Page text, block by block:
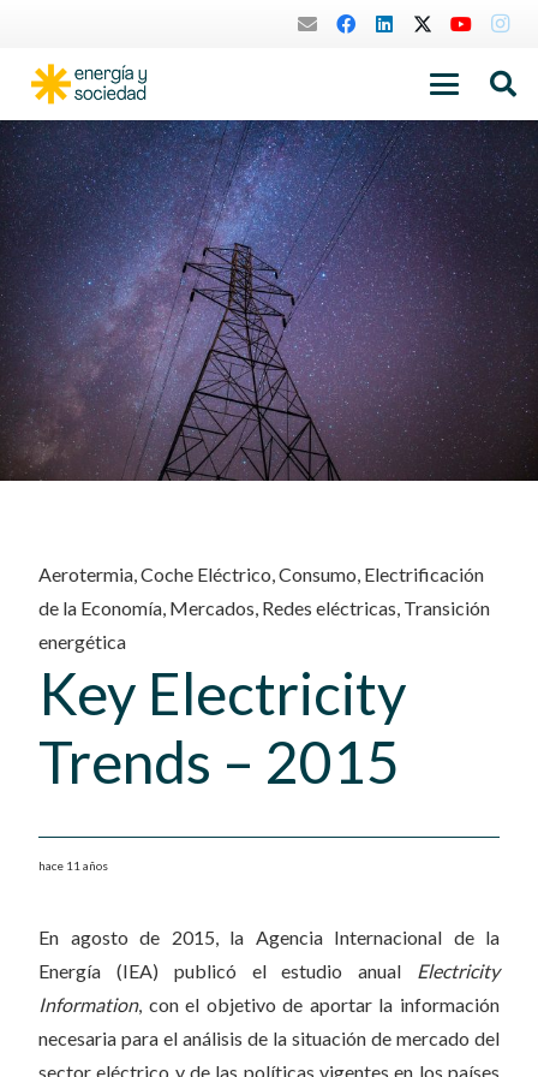
Aerotermia,Coche Eléctrico,Consumo, Electrificación
de la Economía, Mercados, Redes eléctricas, Transición
energética
Key Electricity
Trends – 2015
hace 11 años
En agosto de 2015, la Agencia Internacional de la
Energía (IEA) publicó el estudio anual Electricity
Information, con el objetivo de aportar la información
necesaria para el análisis de la situación de mercado del
sector eléctrico y de las políticas vigentes en los países